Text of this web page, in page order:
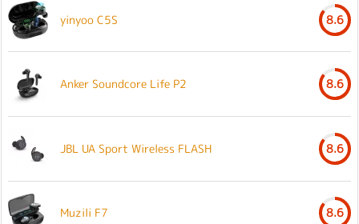
yinyoo C5S 8.6
Anker Soundcore Life P2 8.6
JBL UA Sport Wireless FLASH 8.6
Muzili F7 8.6